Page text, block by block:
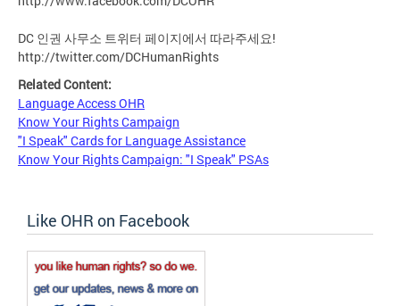
DC 인권 사무소 트위터 페이지에서 따라주세요!
http://twitter.com/DCHumanRights
Related Content:
Language Access OHR
Know Your Rights Campaign
"I Speak" Cards for Language Assistance
Know Your Rights Campaign: "I Speak" PSAs
Like OHR on Facebook